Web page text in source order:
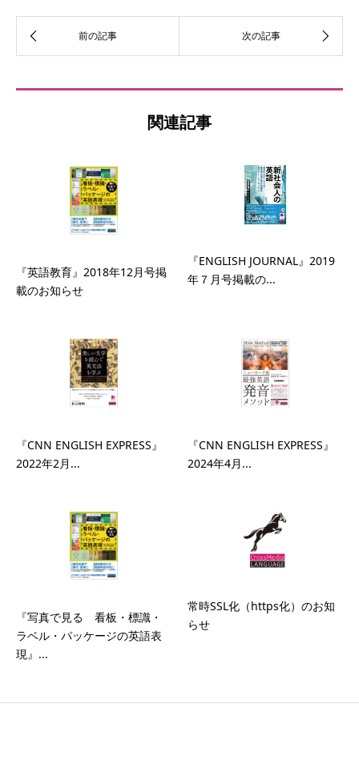
関連記事
『英語教育』2018年12月号掲
載のお知らせ
『ENGLISH JOURNAL』2019
年７月号掲載の...
『CNN ENGLISH EXPRESS』
2022年2月...
『CNN ENGLISH EXPRESS』
2024年4月...
『写真で見る 看板・標識・
ラベル・パッケージの英語表
現』...
常時SSL化（https化）のお知
らせ